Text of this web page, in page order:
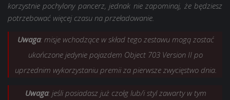
20×+300% do wolnych PD i PD załogi zdobytych w
bitwie na 1 godz.
20×+100% do doświadczenia zdobywanego w
bitwie na 1 godz.
20×+50% do kredytów zdobywanych w bitwie na 1
25×+300% do wolnych PD i PD załogi zdobytych w
bitwie na 1 godz.
25×+100% do doświadczenia zdobywanego w
bitwie na 1 godz.
25×+50% do kredytów zdobywanych w bitwie na 1
korzystnie pochylony pancerz, jednak nie zapominaj, że będziesz
potrzebować więcej czasu na przeładowanie.
Uwaga: misje wchodzące w skład tego zestawu mogą zostać
ukończone jedynie pojazdem Object 703 Version II po
uprzednim wykorzystaniu premii za pierwsze zwycięstwo dnia.
Uwaga: jeśli posiadasz już czołg lub/i styl zawarty w tym